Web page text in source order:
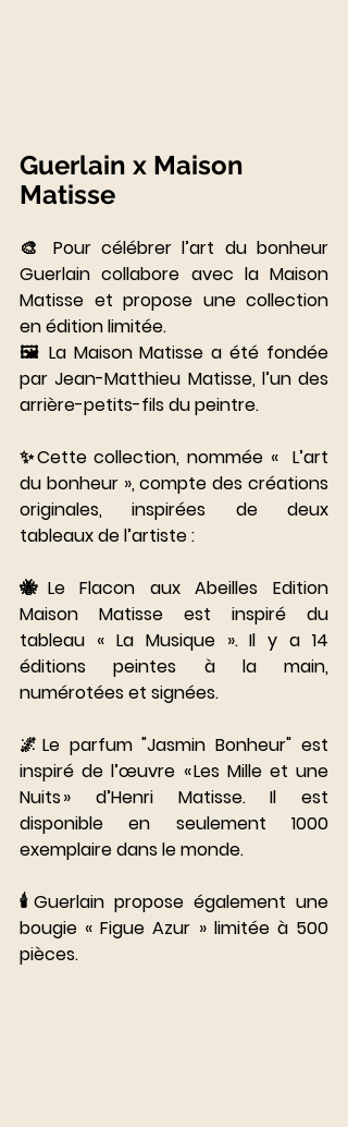
Guerlain x Maison
Matisse
🎨 Pour célébrer l’art du bonheur
Guerlain collabore avec la Maison
Matisse et propose une collection
en édition limitée.
🖼 La Maison Matisse a été fondée
par Jean-Matthieu Matisse, l’un des
arrière-petits-fils du peintre.
✨Cette collection, nommée «  L’art
du bonheur », compte des créations
originales, inspirées de deux
tableaux de l’artiste :
🐝Le Flacon aux Abeilles Edition
Maison Matisse est inspiré du
tableau « La Musique ». Il y a 14
éditions peintes à la main,
numérotées et signées.
🌌Le parfum "Jasmin Bonheur" est
inspiré de l’œuvre « Les Mille et une
Nuits » d’Henri Matisse. Il est
disponible en seulement 1000
exemplaire dans le monde.
🕯️Guerlain propose également une
bougie « Figue Azur » limitée à 500
pièces.